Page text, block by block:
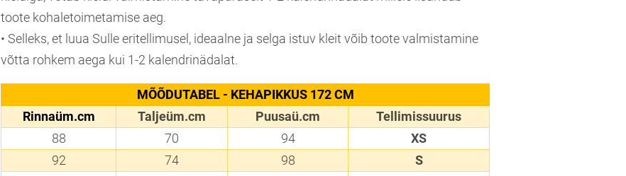
toote kohaletoimetamise aeg.
• Selleks, et luua Sulle eritellimusel, ideaalne ja selga istuv kleit võib toote valmistamine
võtta rohkem aega kui 1-2 kalendrinädalat.
MÕÕDUTABEL - KEHAPIKKUS 172 CM
Rinnaüm.cm
Taljeüm.cm Puusaü.cm
Tellimissuurus
88
70 94
XS
92
74 98
S